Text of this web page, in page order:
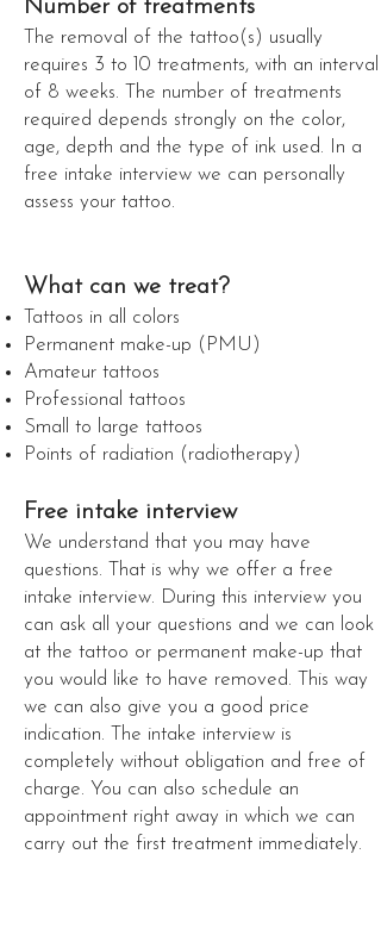
Number of treatments
The removal of the tattoo(s) usually
requires 3 to 10 treatments, with an interval
of 8 weeks. The number of treatments
required depends strongly on the color,
age, depth and the type of ink used. In a
free intake interview we can personally
assess your tattoo.
What can we treat?
Tattoos in all colors
Permanent make-up (PMU)
Amateur tattoos
Professional tattoos
Small to large tattoos
Points of radiation (radiotherapy)
Free intake interview
We understand that you may have
questions. That is why we offer a free
intake interview. During this interview you
can ask all your questions and we can look
at the tattoo or permanent make-up that
you would like to have removed. This way
we can also give you a good price
indication. The intake interview is
completely without obligation and free of
charge. You can also schedule an
appointment right away in which we can
carry out the first treatment immediately.